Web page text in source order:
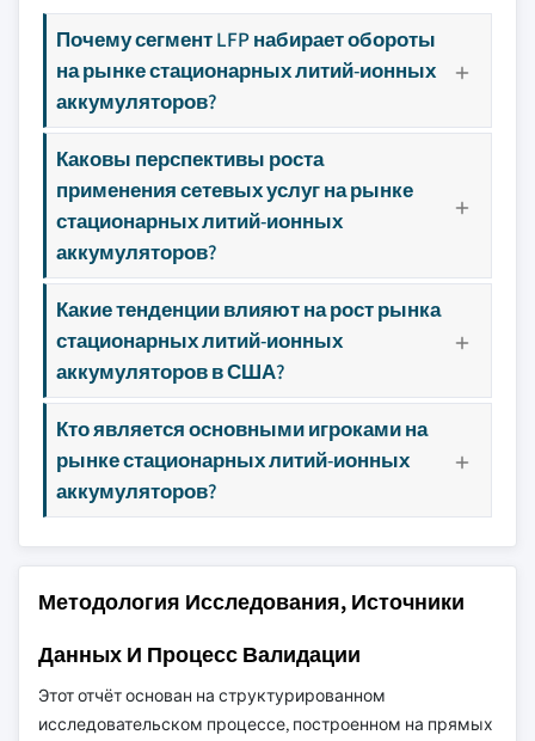
Почему сегмент LFP набирает обороты
на рынке стационарных литий-ионных
аккумуляторов?
Каковы перспективы роста
применения сетевых услуг на рынке
стационарных литий-ионных
аккумуляторов?
Какие тенденции влияют на рост рынка
стационарных литий-ионных
аккумуляторов в США?
Кто является основными игроками на
рынке стационарных литий-ионных
аккумуляторов?
Методология Исследования, Источники
Данных И Процесс Валидации
Этот отчёт основан на структурированном
исследовательском процессе, построенном на прямых